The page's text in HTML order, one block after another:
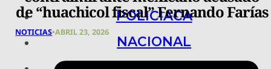
POLICIACA
NACIONAL
de “huachicol fiscal” Fernando Farías
NOTICIAS•ABRIL 23, 2026